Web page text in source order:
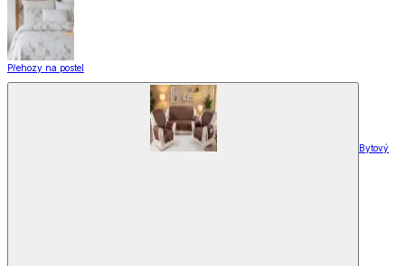
Přehozy na postel
Bytový